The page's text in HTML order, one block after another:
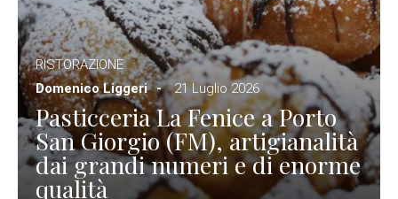
RISTORAZIONE
Domenico Liggeri
21 Luglio 2026
Pasticceria La Fenice a Porto
San Giorgio (FM), artigianalità
dai grandi numeri e di enorme
qualità